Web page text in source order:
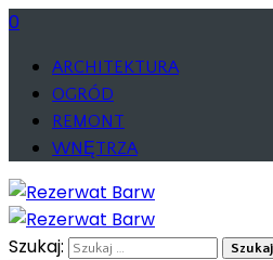
0
ARCHITEKTURA
OGRÓD
REMONT
WNĘTRZA
Szukaj: